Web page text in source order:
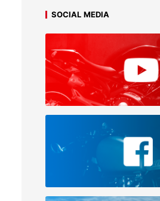
SOCIAL MEDIA